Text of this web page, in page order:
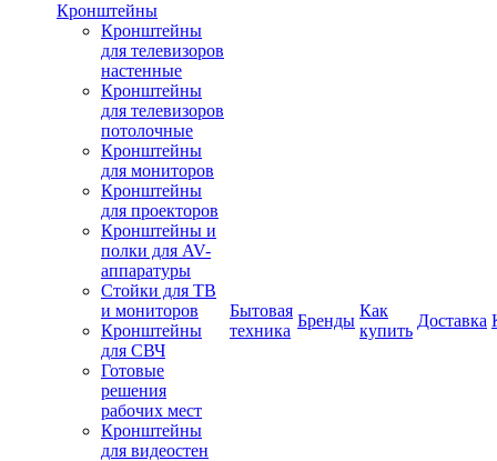
Кронштейны
Кронштейны
для телевизоров
настенные
Кронштейны
для телевизоров
потолочные
Кронштейны
для мониторов
Кронштейны
для проекторов
Кронштейны и
полки для AV-
аппаратуры
Стойки для ТВ
и мониторов
Кронштейны
для СВЧ
Готовые
решения
рабочих мест
Кронштейны
для видеостен
Бытовая
техника
Бренды
Как
купить
Доставка